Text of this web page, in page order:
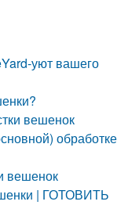
уют вашего
вешенок
обработке
вешенок
| ГОТОВИТЬ